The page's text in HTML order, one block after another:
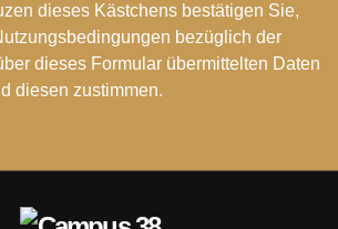
dieses Kästchens bestätigen Sie,
bezüglich der
dieses Formular übermittelten Daten
diesen zustimmen.